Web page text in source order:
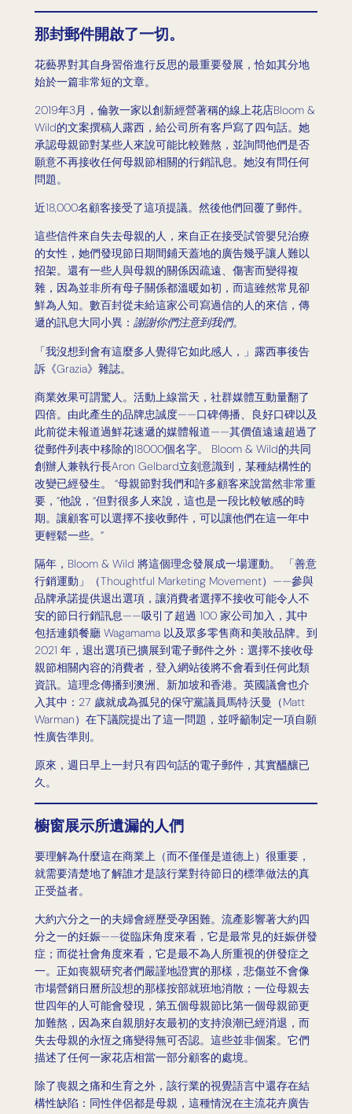
那封郵件開啟了一切。
花藝界對其自身習俗進行反思的最重要發展，恰如其分地
始於一篇非常短的文章。
2019年3月，倫敦一家以創新經營著稱的線上花店Bloom &
Wild的文案撰稿人露西，給公司所有客戶寫了四句話。她
承認母親節對某些人來說可能比較難熬，並詢問他們是否
願意不再接收任何母親節相關的行銷訊息。她沒有問任何
問題。
近18,000名顧客接受了這項提議。然後他們回覆了郵件。
這些信件來自失去母親的人，來自正在接受試管嬰兒治療
的女性，她們發現節日期間鋪天蓋地的廣告幾乎讓人難以
招架。還有一些人與母親的關係因疏遠、傷害而變得複
雜，因為並非所有母子關係都溫暖如初，而這雖然常見卻
鮮為人知。數百封從未給這家公司寫過信的人的來信，傳
遞的訊息大同小異： 謝謝你們注意到我們。
「我沒想到會有這麼多人覺得它如此感人，」露西事後告
訴《Grazia》雜誌。
商業效果可謂驚人。活動上線當天，社群媒體互動量翻了
四倍。由此產生的品牌忠誠度——口碑傳播、良好口碑以及
此前從未報道過鮮花速遞的媒體報道——其價值遠遠超過了
從郵件列表中移除的18000個名字。 Bloom & Wild的共同
創辦人兼執行長Aron Gelbard立刻意識到，某種結構性的
改變已經發生。 “母親節對我們和許多顧客來說當然非常重
要，”他說，“但對很多人來說，這也是一段比較敏感的時
期。讓顧客可以選擇不接收郵件，可以讓他們在這一年中
更輕鬆一些。”
隔年，Bloom & Wild 將這個理念發展成一場運動。 「善意
行銷運動」（Thoughtful Marketing Movement）——參與
品牌承諾提供退出選項，讓消費者選擇不接收可能令人不
安的節日行銷訊息——吸引了超過 100 家公司加入，其中
包括連鎖餐廳 Wagamama 以及眾多零售商和美妝品牌。到
2021 年，退出選項已擴展到電子郵件之外：選擇不接收母
親節相關內容的消費者，登入網站後將不會看到任何此類
資訊。這理念傳播到澳洲、新加坡和香港。英國議會也介
入其中：27 歲就成為孤兒的保守黨議員馬特·沃曼（Matt
Warman）在下議院提出了這一問題，並呼籲制定一項自願
性廣告準則。
原來，週日早上一封只有四句話的電子郵件，其實醞釀已
久。
櫥窗展示所遺漏的人們
要理解為什麼這在商業上（而不僅僅是道德上）很重要，
就需要清楚地了解誰才是該行業對待節日的標準做法的真
正受益者。
大約六分之一的夫婦會經歷受孕困難。流產影響著大約四
分之一的妊娠——從臨床角度來看，它是最常見的妊娠併發
症；而從社會角度來看，它是最不為人所重視的併發症之
一。正如喪親研究者們嚴謹地證實的那樣，悲傷並不會像
市場營銷日曆所設想的那樣按部就班地消散；一位母親去
世四年的人可能會發現，第五個母親節比第一個母親節更
加難熬，因為來自親朋好友最初的支持浪潮已經消退，而
失去母親的永恆之痛變得無可否認。這些並非個案。它們
描述了任何一家花店相當一部分顧客的處境。
除了喪親之痛和生育之外，該行業的視覺語言中還存在結
構性缺陷：同性伴侶都是母親，這種情況在主流花卉廣告